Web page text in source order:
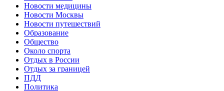
Новости медицины
Новости Москвы
Новости путешествий
Образование
Общество
Около спорта
Отдых в России
Отдых за границей
ПДД
Политика